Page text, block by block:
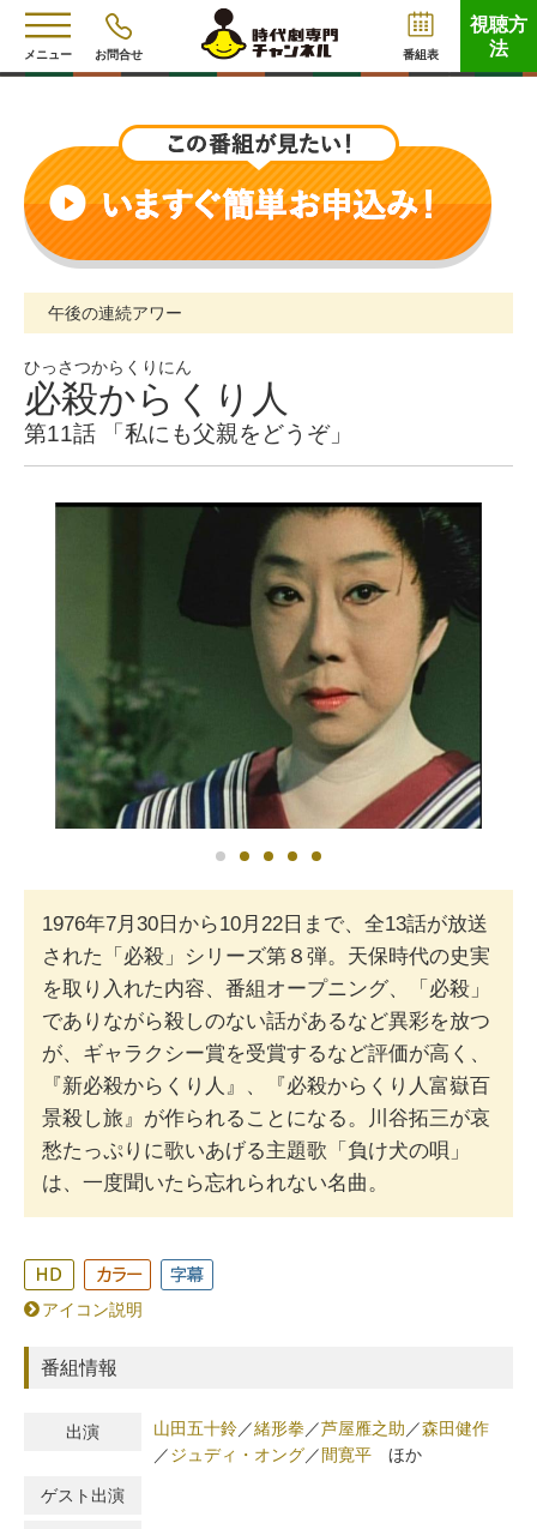
メニュー お問合せ 番組表
視聴方
法
午後の連続アワー
ひっさつからくりにん
必殺からくり人
第11話 「私にも父親をどうぞ」
1976年7月30日から10月22日まで、全13話が放送
された「必殺」シリーズ第８弾。天保時代の史実
を取り入れた内容、番組オープニング、「必殺」
でありながら殺しのない話があるなど異彩を放つ
が、ギャラクシー賞を受賞するなど評価が高く、
『新必殺からくり人』、『必殺からくり人富嶽百
景殺し旅』が作られることになる。川谷拓三が哀
愁たっぷりに歌いあげる主題歌「負け犬の唄」
は、一度聞いたら忘れられない名曲。
アイコン説明
番組情報
出演 山田五十鈴／緒形拳 ／芦屋雁之助 ／森田健作
／ジュディ・オング／間寛平 ほか
ゲスト出演